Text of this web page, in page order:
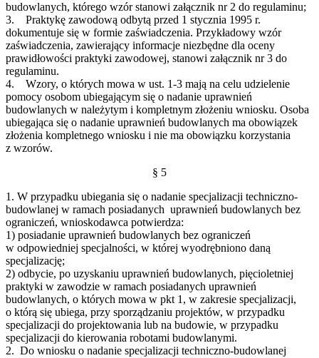
budowlanych, którego wzór stanowi załącznik nr 2 do regulaminu;
3. Praktykę zawodową odbytą przed 1 stycznia 1995 r.
dokumentuje się w formie zaświadczenia. Przykładowy wzór
zaświadczenia, zawierający informacje niezbędne dla oceny
prawidłowości praktyki zawodowej, stanowi załącznik nr 3 do
regulaminu.
4. Wzory, o których mowa w ust. 1-3 mają na celu udzielenie
pomocy osobom ubiegającym się o nadanie uprawnień
budowlanych w należytym i kompletnym złożeniu wniosku. Osoba
ubiegająca się o nadanie uprawnień budowlanych ma obowiązek
złożenia kompletnego wniosku i nie ma obowiązku korzystania
z wzorów.
§ 5
1. W przypadku ubiegania się o nadanie specjalizacji techniczno-
budowlanej w ramach posiadanych uprawnień budowlanych bez
ograniczeń, wnioskodawca potwierdza:
1) posiadanie uprawnień budowlanych bez ograniczeń
w odpowiedniej specjalności, w której wyodrębniono daną
specjalizację;
2) odbycie, po uzyskaniu uprawnień budowlanych, pięcioletniej
praktyki w zawodzie w ramach posiadanych uprawnień
budowlanych, o których mowa w pkt 1, w zakresie specjalizacji,
o którą się ubiega, przy sporządzaniu projektów, w przypadku
specjalizacji do projektowania lub na budowie, w przypadku
specjalizacji do kierowania robotami budowlanymi.
2. Do wniosku o nadanie specjalizacji techniczno-budowlanej